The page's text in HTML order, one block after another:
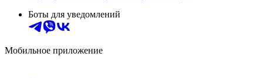
Боты для уведомлений
Мобильное приложение